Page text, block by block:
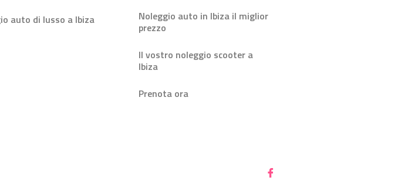
auto di lusso a Ibiza
Noleggio auto in Ibiza il miglior
prezzo
Il vostro noleggio scooter a
Ibiza
Prenota ora